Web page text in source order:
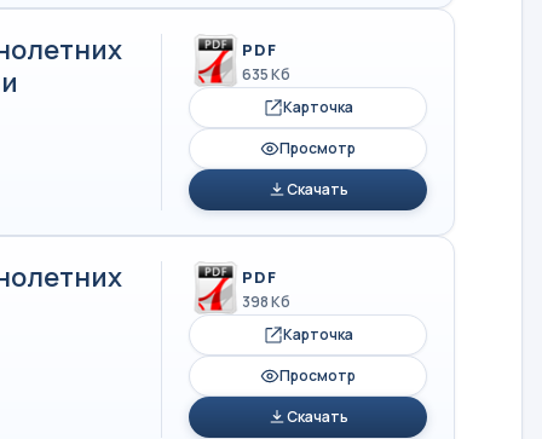
PDF
635 Кб
Карточка
Просмотр
Скачать
PDF
398 Кб
Карточка
Просмотр
Скачать